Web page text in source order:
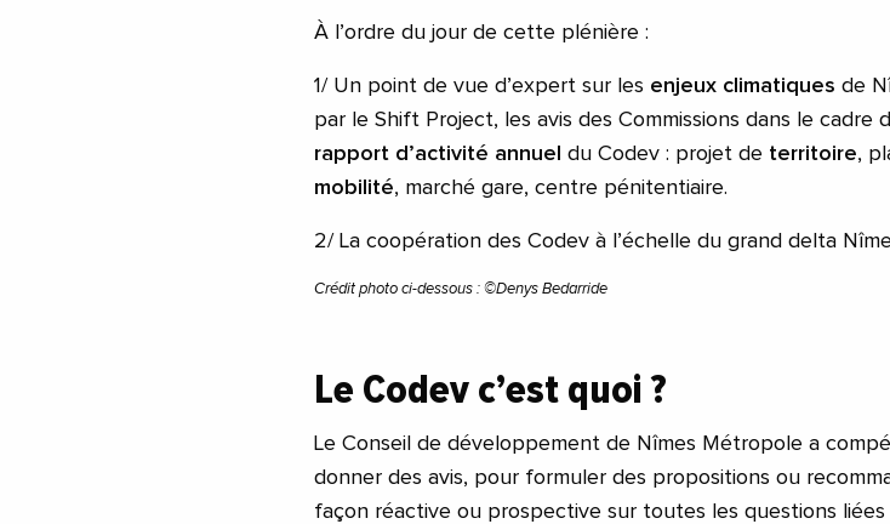
À l’ordre du jour de cette plénière :
1/ Un point de vue d’expert sur les enjeux climatiques de
par le Shift Project, les avis des Commissions dans le cadre
rapport d’activité annuel du Codev : projet de territoire,
mobilité, marché gare, centre pénitentiaire.
2/ La coopération des Codev à l’échelle du grand delta
Crédit photo ci-dessous : ©Denys Bedarride
Le Codev c’est quoi ?
Le Conseil de développement de Nîmes Métropole a
donner des avis, pour formuler des propositions ou
façon réactive ou prospective sur toutes les questions liées